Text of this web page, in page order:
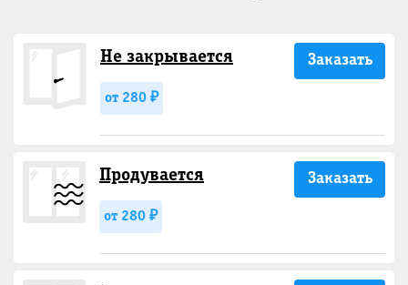
Не закрывается
от 280 ₽
Заказать
Продувается
от 280 ₽
Заказать